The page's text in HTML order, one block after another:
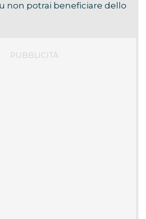
non potrai beneficiare dello